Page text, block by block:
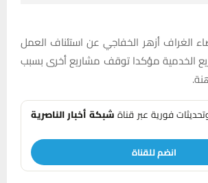
أزهر الخفاجي عن استئناف العمل
الخدمية مؤكدا توقف مشاريع أخرى بسبب
فورية عبر قناةشبكة أخبار الناصرية
انضم للقناة